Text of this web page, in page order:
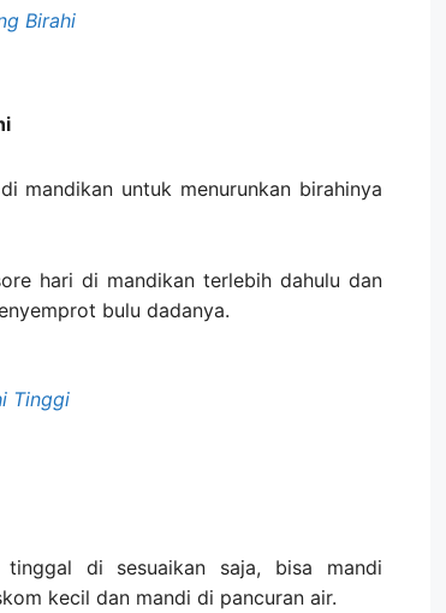
Birahi
mandikan untuk menurunkan birahinya
hari di mandikan terlebih dahulu dan
bulu dadanya.
Tinggi
di sesuaikan saja, bisa mandi
kecil dan mandi di pancuran air.